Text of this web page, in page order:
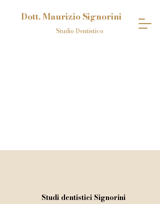
Dott. Maurizio Signorini
Studio Dentistico
Studi dentistici Signorini